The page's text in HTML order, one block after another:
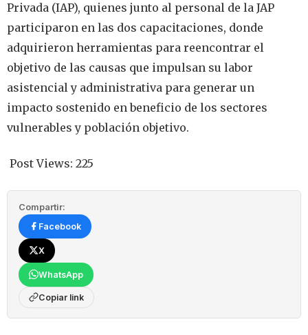
Privada (IAP), quienes junto al personal de la JAP
participaron en las dos capacitaciones, donde
adquirieron herramientas para reencontrar el
objetivo de las causas que impulsan su labor
asistencial y administrativa para generar un
impacto sostenido en beneficio de los sectores
vulnerables y población objetivo.
Post Views: 225
Compartir:
Facebook
X
WhatsApp
Copiar link